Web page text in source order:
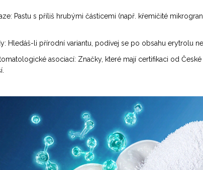
Pastu s příliš hrubými částicemi (např. křemičité
Hledáš-li přírodní variantu, podívej se po obsahu erytrolu
asociací: Značky, které mají certifikaci od